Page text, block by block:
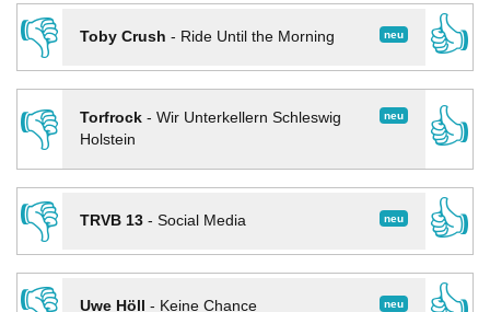
👎
neu
Toby Crush - Ride Until the Morning
👍
👎
neu
Torfrock- Wir Unterkellern Schleswig
Holstein
👍
👎
neu
TRVB 13- Social Media
👍
neu
Uwe Höll - Keine Chance